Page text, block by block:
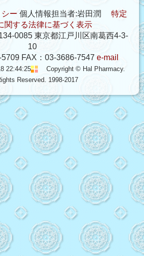
ー 個人情報担当者:岩田潤 特定
関する法律に基づく表示
0085 東京都江戸川区南葛西4-3-
10
FAX：03-3686-7547 e-mail
22:44:25
Copyright © Hal Pharmacy.
Reserved. 1998-2017